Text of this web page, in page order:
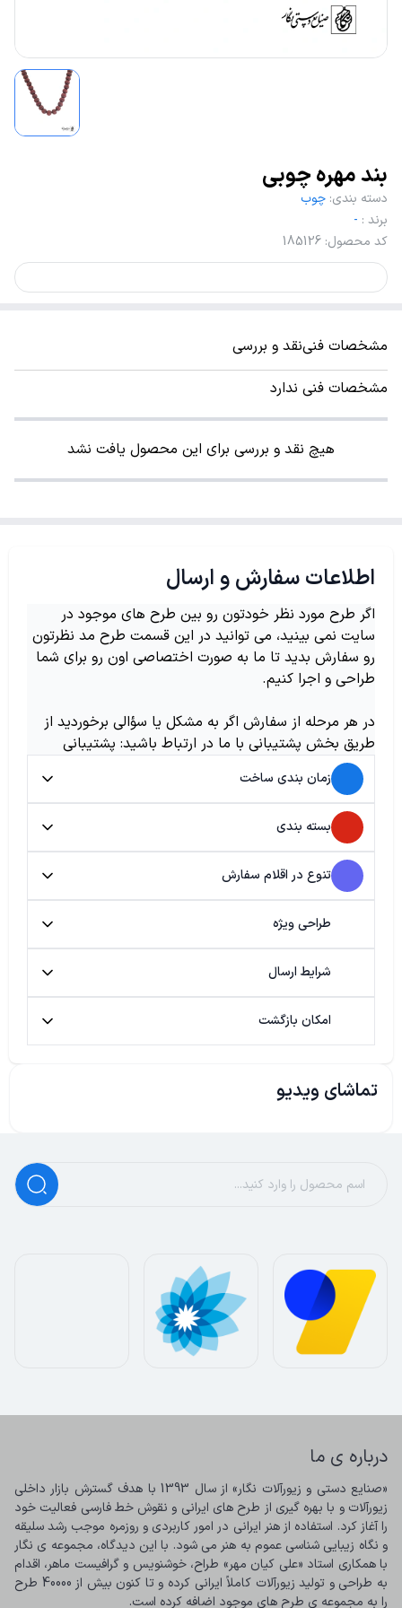
بند مهره چوبی
دسته بندی: چوب
برند :
-
کد محصول:
185126
مشخصات فنینقد و بررسی
مشخصات فنی ندارد
هیچ نقد و بررسی برای این محصول یافت نشد
اطلاعات سفارش و ارسال
اگر طرح مورد نظر خودتون رو بین طرح های موجود در
سایت نمی بینید، می توانید در این قسمت طرح مد نظرتون
رو سفارش بدید تا ما به صورت اختصاصی اون رو برای شما
طراحی و اجرا کنیم.
در هر مرحله از سفارش اگر به مشکل یا سؤالی برخوردید از
طریق بخش پشتیبانی با ما در ارتباط باشید: پشتیبانی
زمان بندی ساخت
بسته بندی
تنوع در اقلام سفارش
طراحی ویژه
شرایط ارسال
امکان بازگشت
تماشای ویدیو
درباره ی ما
را به مجموعه ی طرح های موجود اضافه کرده است.